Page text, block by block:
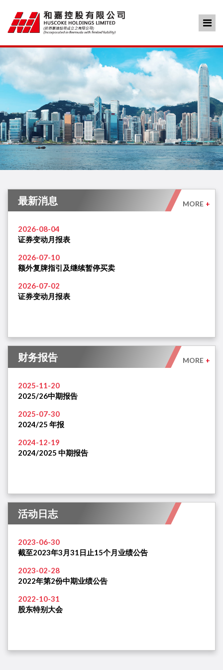
最新消息
2026-08-04
证券变动月报表
2026-07-10
额外复牌指引及继续暂停买卖
2026-07-02
证券变动月报表
MORE +
财务报告
2025-11-20
2025/26中期报告
2025-07-30
2024/25 年报
2024-12-19
2024/2025 中期报告
MORE +
活动日志
2023-06-30
截至2023年3月31日止15个月业绩公告
2023-02-28
2022年第2份中期业绩公告
2022-10-31
股东特别大会